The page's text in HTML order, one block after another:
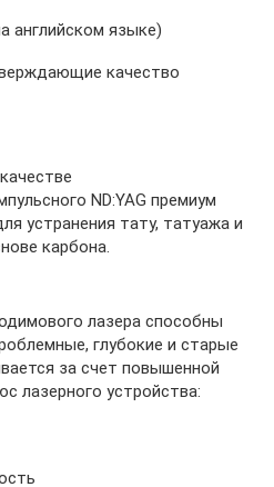
английском языке)
качество
ND:YAG премиум
устранения тату, татуажа и
карбона.
лазера способны
глубокие и старые
за счет повышенной
лазерного устройства: